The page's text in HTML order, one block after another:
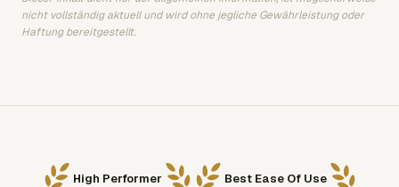
nicht vollständig aktuell und wird ohne jegliche Gewährleistung oder
Haftung bereitgestellt.
High Performer Best Ease Of Use